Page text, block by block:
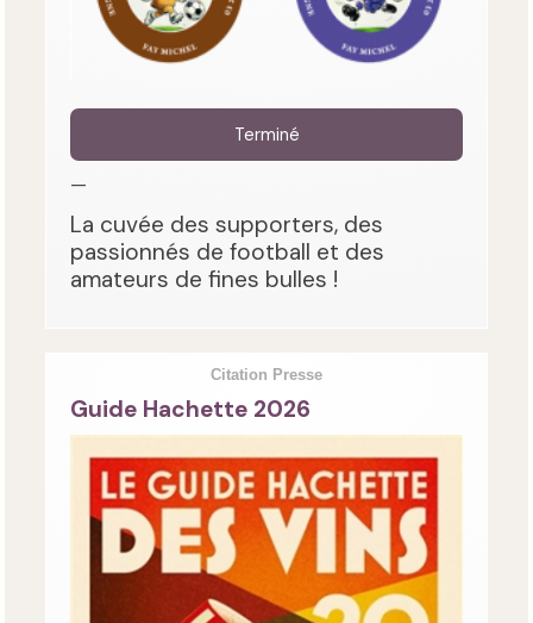
Terminé
—
La cuvée des supporters, des
passionnés de football et des
amateurs de fines bulles !
Citation Presse
Guide Hachette 2026